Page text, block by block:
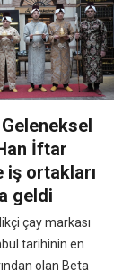
Geleneksel
İftar
iş ortakları
geldi
çay markası
tarihinin en
olan Beta